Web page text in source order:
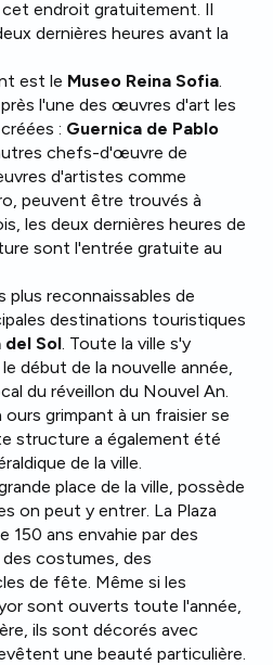
endroit gratuitement. Il
dernières heures avant la
est le Museo Reina Sofia
l'une des œuvres d'art les
: Guernica de Pablo
chefs-d'œuvre de
d'artistes comme
peuvent être trouvés à
les deux dernières heures de
sont l'entrée gratuite au
reconnaissables de
destinations touristiques
del Sol . Toute la ville s'y
début de la nouvelle année,
du réveillon du Nouvel An.
grimpant à un fraisier se
structure a également été
de la ville.
grande place de la ville, possède
on peut y entrer. La Plaza
150 ans envahie par des
costumes, des
de fête. Même si les
sont ouverts toute l'année,
ils sont décorés avec
une beauté particulière.